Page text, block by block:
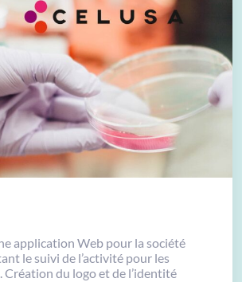
application Web pour la société
le suivi de l’activité pour les
Création du logo et de l’identité